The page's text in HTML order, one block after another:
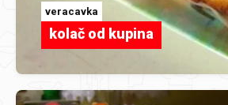
veracavka
kolač od kupina